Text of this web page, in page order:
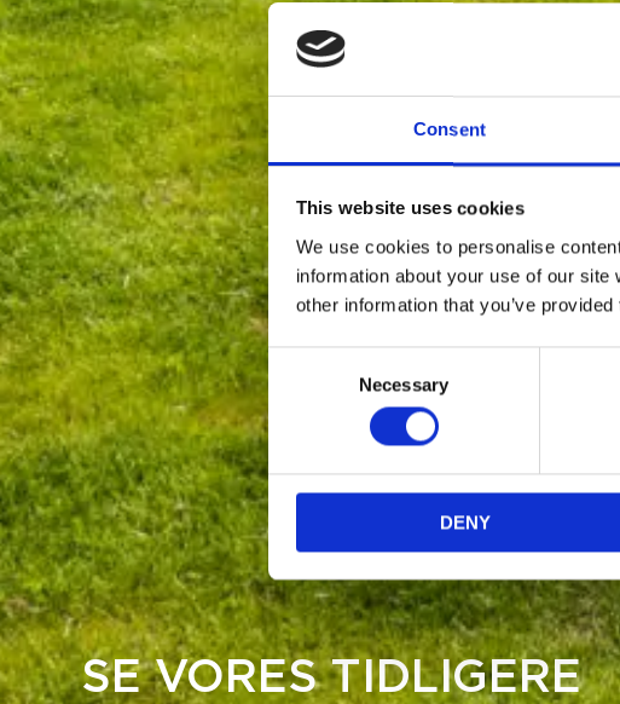
Consent
This website uses cookies
We use cookies to personalise
information about your use of our
other information that you’ve
Consent
Selection
Necessary
DENY
SE VORES TIDLIGERE